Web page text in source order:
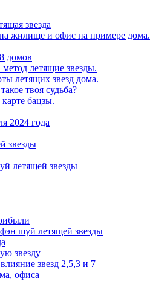
звезда
жилище и офис на примере дома.
домов
летящие звезды.
летящих звезд дома.
твоя судьба?
бацзы.
2024 года
звезды
летящей звезды
шуй летящей звезды
звезду
звезд 2,5,3 и 7
офиса